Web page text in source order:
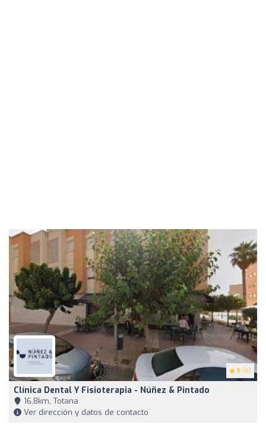
5 (6)
Clínica Dental Y Fisioterapia - Núñez & Pintado
16,8km, Totana
Ver dirección y datos de contacto